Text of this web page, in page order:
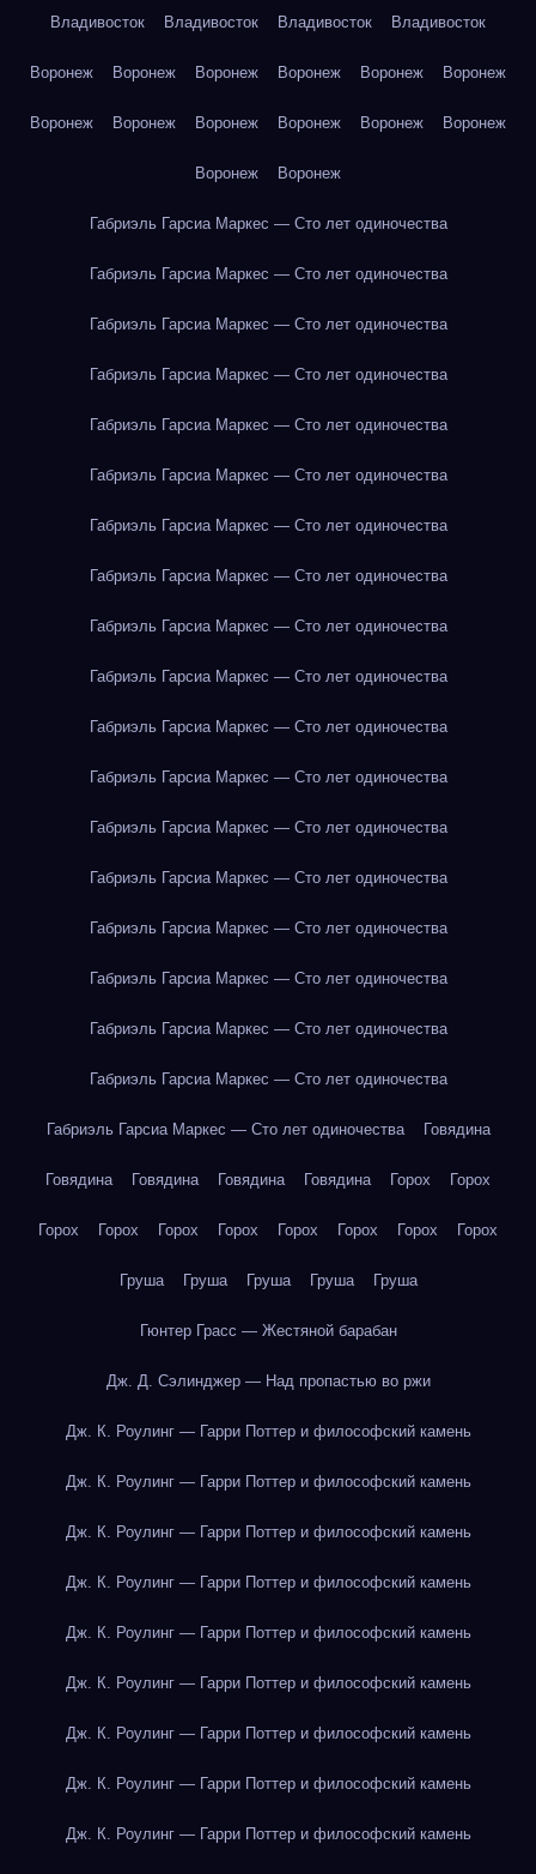
Владивосток Владивосток Владивосток Владивосток
Воронеж Воронеж Воронеж Воронеж Воронеж Воронеж
Воронеж Воронеж Воронеж Воронеж Воронеж Воронеж
Воронеж Воронеж
Габриэль Гарсиа Маркес — Сто лет одиночества
Габриэль Гарсиа Маркес — Сто лет одиночества
Габриэль Гарсиа Маркес — Сто лет одиночества
Габриэль Гарсиа Маркес — Сто лет одиночества
Габриэль Гарсиа Маркес — Сто лет одиночества
Габриэль Гарсиа Маркес — Сто лет одиночества
Габриэль Гарсиа Маркес — Сто лет одиночества
Габриэль Гарсиа Маркес — Сто лет одиночества
Габриэль Гарсиа Маркес — Сто лет одиночества
Габриэль Гарсиа Маркес — Сто лет одиночества
Габриэль Гарсиа Маркес — Сто лет одиночества
Габриэль Гарсиа Маркес — Сто лет одиночества
Габриэль Гарсиа Маркес — Сто лет одиночества
Габриэль Гарсиа Маркес — Сто лет одиночества
Габриэль Гарсиа Маркес — Сто лет одиночества
Габриэль Гарсиа Маркес — Сто лет одиночества
Габриэль Гарсиа Маркес — Сто лет одиночества
Габриэль Гарсиа Маркес — Сто лет одиночества
Габриэль Гарсиа Маркес — Сто лет одиночества Говядина
Говядина Говядина Говядина Говядина Горох Горох
Горох Горох Горох Горох Горох Горох Горох Горох
Груша Груша Груша Груша Груша
Гюнтер Грасс — Жестяной барабан
Дж. Д. Сэлинджер — Над пропастью во ржи
Дж. К. Роулинг — Гарри Поттер и философский камень
Дж. К. Роулинг — Гарри Поттер и философский камень
Дж. К. Роулинг — Гарри Поттер и философский камень
Дж. К. Роулинг — Гарри Поттер и философский камень
Дж. К. Роулинг — Гарри Поттер и философский камень
Дж. К. Роулинг — Гарри Поттер и философский камень
Дж. К. Роулинг — Гарри Поттер и философский камень
Дж. К. Роулинг — Гарри Поттер и философский камень
Дж. К. Роулинг — Гарри Поттер и философский камень